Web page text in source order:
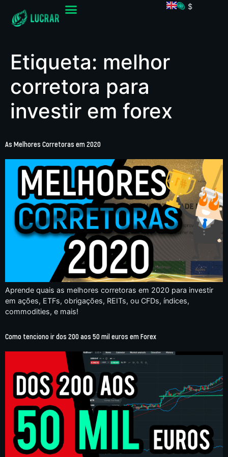
$
Etiqueta: melhor
corretora para
investir em forex
As Melhores Corretoras em 2020
Aprende quais as melhores corretoras em 2020 para investir
em ações, ETFs, obrigações, REITs, ou CFDs, índices,
commodities, e mais!
Como tenciono ir dos 200 aos 50 mil euros em Forex